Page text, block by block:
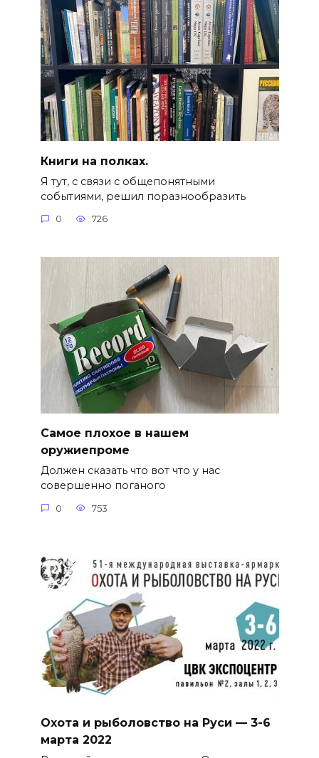
Книги на полках.
Я тут, с связи с общепонятными
событиями, решил поразнообразить
0 726
Самое плохое в нашем
оружиепроме
Должен сказать что вот что у нас
совершенно поганого
0 753
Охота и рыболовство на Руси — 3-6
марта 2022